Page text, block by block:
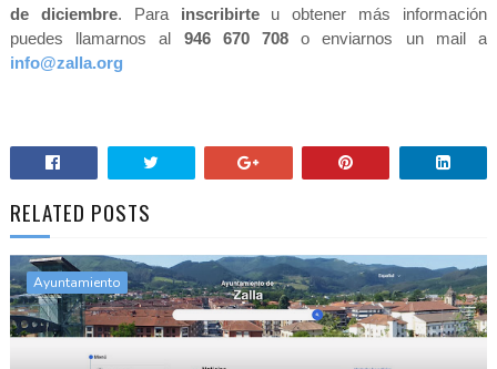
de diciembre. Para inscribirteu obtener más información
puedes llamarnos al 946 670 708 o enviarnos un mail a
info@zalla.org
RELATED POSTS
Ayuntamiento